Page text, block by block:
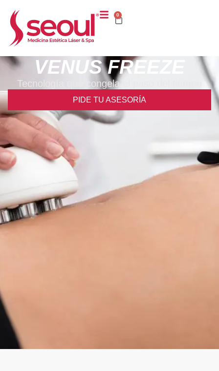
0
VENUS FREEZE
Tecnología que congela el paso del tiempo
PIDE TU ASESORÍA